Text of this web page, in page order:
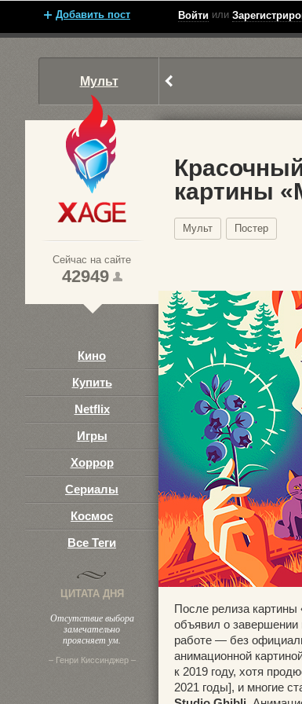
Добавить пост Войти или
Мульт
1
Сейчас на сайте
42949
Кино
Купить
Netflix
Игры
Хоррор
Сериалы
Космос
Все Теги
ЦИТАТА ДНЯ
Отсутствие выбора
замечательно
проясняет ум.
– Генри Киссинджер –
картины
Мульт Постер
После релиза картины
объявил о завершении
работе — без
анимационной
к 2019 году, хотя
2021 годы], и многие